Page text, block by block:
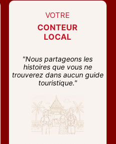
VOTRE
CONTEUR
LOCAL
"Nous partageons les
histoires que vous ne
trouverez dans aucun guide
touristique."